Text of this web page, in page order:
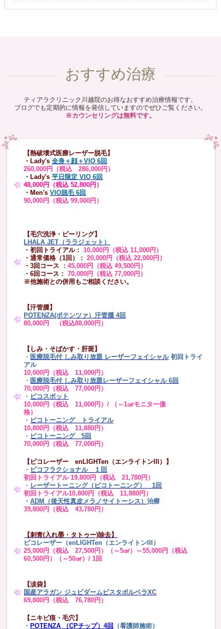
おすすめ治療
ティアラクリニック川越院のお得なおすすめ治療情報です。
ブログでも定期的に情報を発信していますのでぜひご覧ください。
※カウンセリングは無料です。
【熱破壊式医療レーザー脱毛】
・Lady's 全身＋顔＋VIO 6回
260,000円（税込 286,000円）
・Lady's平日限定 VIO 6回
48,000円（税込 52,800円）
・Men's VIO脱毛 6回
90,000円（税込 99,000円）
【毛穴洗浄・ピーリング】
LHALA JET（ララジェット）
・初回トライアル： 10,000円（税込 11,000円）
・通常価格（1回）：
20,000円（税込 22,000円）
・3回コース ：45,000円（税込 49,500円）
・6回コース：
70,000円（税込 77,000円）
※他施術との併用もご相談ください。
【汗管腫】
POTENZA(ポテンツァ）汗管腫 4回
80,000円 （税込88,000円）
【しみ・そばかす・肝斑】
・ 医療脱毛付 しみ取り放題 レーザーフェイシャル 初回トライ
アル
10,000円（税込 11,000円）
・ 医療脱毛付 しみ取り放題レーザーフェイシャル 6回
70,000円（税込 77,000円）
・ ピコスポット
10,000円（税込 11,000円）/ （～1㎠モニター価
格）
・ ピコトーニング トライアル
10,800円（税込 11,880円）
・ ピコトーニング 5回
70,000円（税込 77,000円）
【ピコレーザー enLIGHTen（エンライトンIII）】
・ ピコフラクショナル １回
初回トライアル 19,800円（税込 21,780円）
・ レーザートーニング（ピコトーニング） 1回
初回トライアル10,800円（税込 11,880円）
・ADM（後天性真皮メラノサイトーシス）治療
39,800円（税込 43,780円）
【刺青(入れ墨・タトゥー)除去】
ピコレーザー（enLIGHTen（エンライトンIII）
25,000円（税込 27,500円）（～5㎠）～55,000円（税込
60,500円）（～50㎠）/ 1回
【涙袋】
国産アラガン ジュビダームビスタボルベラXC
69,800円（税込 76,780円）
【ニキビ痕・毛穴】
・ POTENZA （CPチップ）4回 （看護師施術）